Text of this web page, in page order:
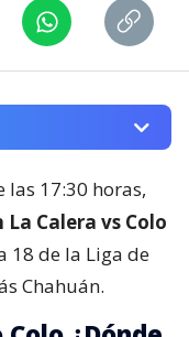
las 17:30 horas,
La Calera vs Colo
18 de la Liga de
Chahuán.